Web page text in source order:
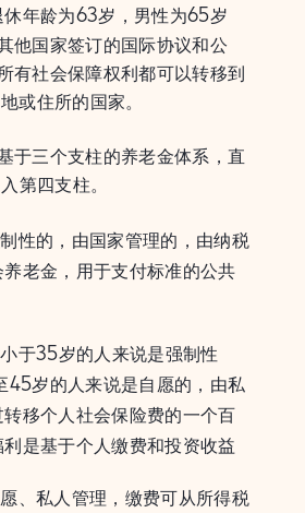
年龄为63岁，男性为65岁
他国家签订的国际协议和公
有社会保障权利都可以转移到
或住所的国家。
于三个支柱的养老金体系，直
第四支柱。
性的，由国家管理的，由纳税
老金，用于支付标准的公共
于35岁的人来说是强制性
45岁的人来说是自愿的，由私
移个人社会保险费的一个百
是基于个人缴费和投资收益
、私人管理，缴费可从所得税